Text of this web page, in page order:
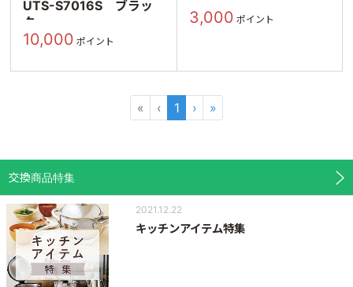
UTS-S7016S ブラッ
ク
10,000 ポイント
3,000 ポイント
« ‹ 1 › »
交換商品特集
2021.12.22
キッチンアイテム特集